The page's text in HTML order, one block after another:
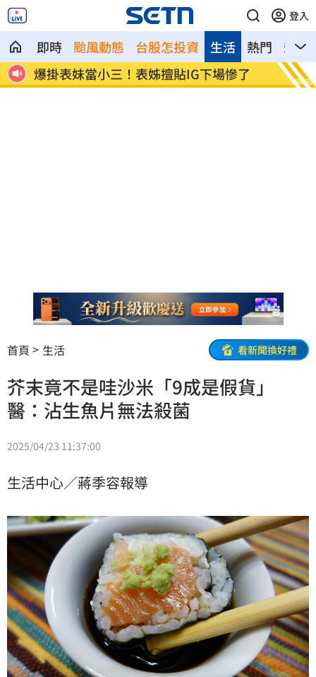
登入
即時 颱風動態 台股怎投資 熱門 影音
生活
爆掛表妹當小三！表姊擅貼IG下場慘了 半導
首頁 生活 看新聞換好禮
芥末竟不是哇沙米「9成是假貨」
醫：沾生魚片無法殺菌
2025/04/23 11:37:00
生活中心／蔣季容報導